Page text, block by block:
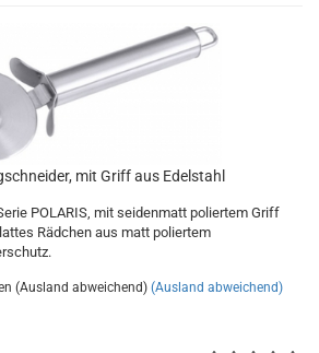
mit Griff aus Edelstahl
POLARIS, mit seidenmatt poliertem Griff
Rädchen aus matt poliertem
(Ausland abweichend) (Ausland abweichend)